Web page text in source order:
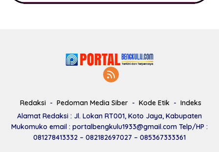
Redaksi Pedoman Media Siber Kode Etik
Indeks
Alamat Redaksi : Jl. Lokan RT001, Koto Jaya, Kabupaten
Mukomuko email : portalbengkulu1933@gmail.com Telp/HP :
081278413332 – 082182697027 – 085367333361